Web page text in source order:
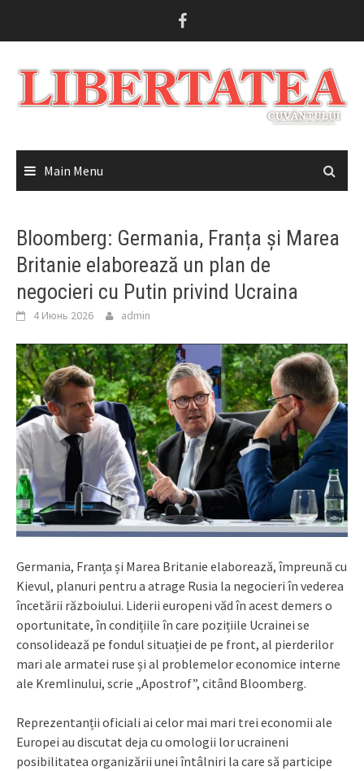
Main Menu
Bloomberg: Germania, Franța și Marea
Britanie elaborează un plan de
negocieri cu Putin privind Ucraina
4 Июнь 2026 admin
Germania, Franța și Marea Britanie elaborează, împreună cu
Kievul, planuri pentru a atrage Rusia la negocieri în vederea
încetării războiului. Liderii europeni văd în acest demers o
oportunitate, în condițiile în care pozițiile Ucrainei se
consolidează pe fondul situației de pe front, al pierderilor
mari ale armatei ruse și al problemelor economice interne
ale Kremlinului, scrie „Apostrof”, citând Bloomberg.
Reprezentanții oficiali ai celor mai mari trei economii ale
Europei au discutat deja cu omologii lor ucraineni
posibilitatea organizării unei întâlniri la care să participe